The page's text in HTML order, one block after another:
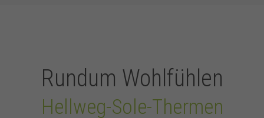
Rundum Wohlfühlen
Hellweg-Sole-Thermen